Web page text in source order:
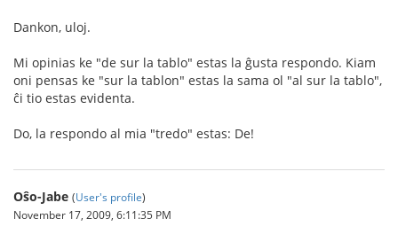
Dankon, uloj.
Mi opinias ke "de sur la tablo" estas la ĝusta respondo. Kiam
oni pensas ke "sur la tablon" estas la sama ol "al sur la tablo",
ĉi tio estas evidenta.
Do, la respondo al mia "tredo" estas: De!
Oŝo-Jabe (User's profile)
November 17, 2009, 6:11:35 PM